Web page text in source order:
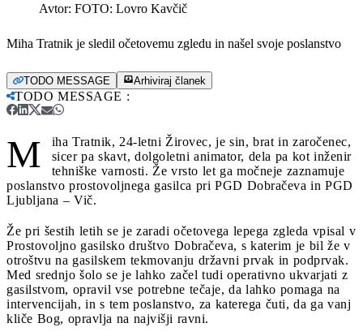
Avtor: FOTO: Lovro Kavčič
Miha Tratnik je sledil očetovemu zgledu in našel svoje poslanstvo
TODO MESSAGE Arhiviraj članek
TODO MESSAGE :
M
iha Tratnik, 24-letni Žirovec, je sin, brat in zaročenec,
sicer pa skavt, dolgoletni animator, dela pa kot inženir
tehniške varnosti. Že vrsto let ga močneje zaznamuje
poslanstvo prostovoljnega gasilca pri PGD Dobračeva in PGD
Ljubljana – Vič.
Že pri šestih letih se je zaradi očetovega lepega zgleda vpisal v
Prostovoljno gasilsko društvo Dobračeva, s katerim je bil že v
otroštvu na gasilskem tekmovanju državni prvak in podprvak.
Med srednjo šolo se je lahko začel tudi operativno ukvarjati z
gasilstvom, opravil vse potrebne tečaje, da lahko pomaga na
intervencijah, in s tem poslanstvo, za katerega čuti, da ga vanj
kliče Bog, opravlja na najvišji ravni.